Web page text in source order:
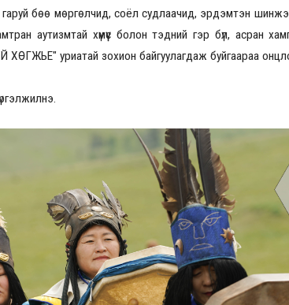
бөө мөргөлчид, соёл судлаачид, эрдэмтэн
аутизмтай хүмүүс болон тэдний гэр бүл, асран
уриатай зохион байгуулагдаж буйгаараа
2026.08.30 20:00